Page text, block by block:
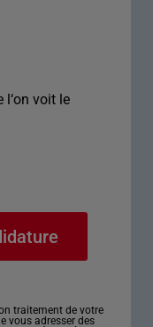
l‘on voit le
traitement de votre
vous adresser des